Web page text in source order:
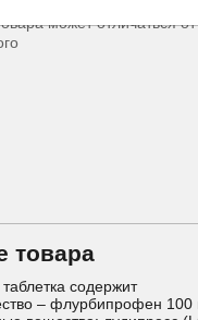
может отличаться от
товара
содержит
– флурбипрофен 100